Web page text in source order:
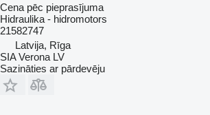
Cena pēc pieprasījuma
Hidraulika - hidromotors
21582747
Latvija, Rīga
SIA Verona LV
Sazināties ar pārdevēju